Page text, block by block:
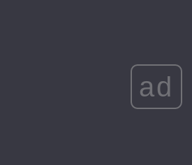
Статті
ad